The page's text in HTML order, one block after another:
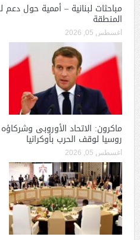
مباحثات لبنانية – أممية حول
المنطقة
أغسطس 05, 2026
ماكرون: الاتحاد الأوروبى
روسيا لوقف الحرب بأوكرانيا
أغسطس 05, 2026